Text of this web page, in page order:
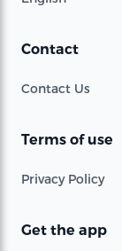
Contact
Contact Us
Terms of use
Privacy Policy
Get the app